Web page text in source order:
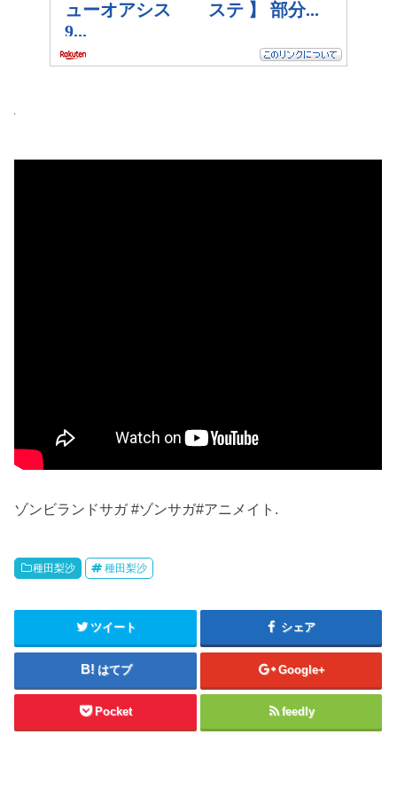
ゾンビランドサガ #ゾンサガ#アニメイト.
種田梨沙 種田梨沙
ツイート シェア
はてブ Google+
Pocket feedly